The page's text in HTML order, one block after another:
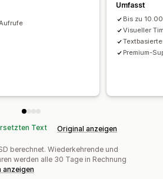
Versand
Umfasst
Bis zu
Visueller
Premium-
Text Original anzeigen
berechnet. Wiederkehrende und
werden alle 30 Tage in Rechnung
anzeigen